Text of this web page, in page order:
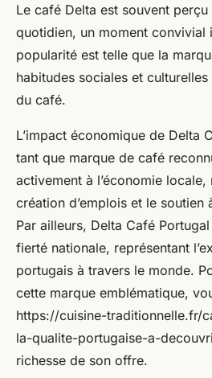
Le café Delta est souvent
quotidien, un moment convivial
popularité est telle que la
habitudes sociales et
du café.
L’impact économique de Delta
tant que marque de café
activement à l’économie
création d’emplois et le
Par ailleurs, Delta Café
fierté nationale, représentant
portugais à travers le monde.
cette marque emblématique,
https://cuisine-traditionnelle.fr/
la-qualite-portugaise-a-
richesse de son offre.